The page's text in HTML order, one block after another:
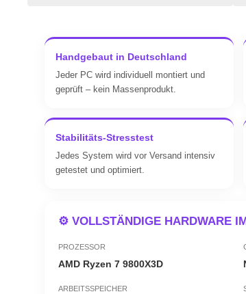
Handgebaut in Deutschland
Jeder PC wird individuell montiert und
geprüft – kein Massenprodukt.
Stabilitäts-Stresstest
Jedes System wird vor Versand intensiv
getestet und optimiert.
⚙️ VOLLSTÄNDIGE HARDWARE
PROZESSOR
AMD Ryzen 7 9800X3D
ARBEITSSPEICHER